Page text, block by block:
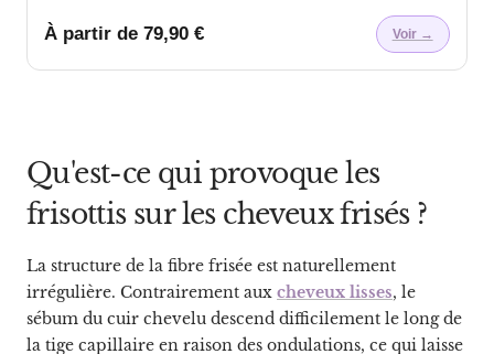
À partir de 79,90 € Voir →
Qu'est-ce qui provoque les
frisottis sur les cheveux frisés ?
La structure de la fibre frisée est naturellement
irrégulière. Contrairement aux cheveux lisses, le
sébum du cuir chevelu descend difficilement le long de
la tige capillaire en raison des ondulations, ce qui laisse